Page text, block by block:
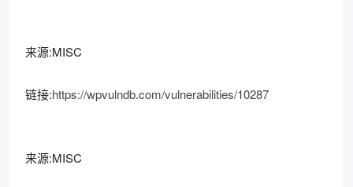
来源:MISC
链接:https://wpvulndb.com/vulnerabilities/10287
来源:MISC